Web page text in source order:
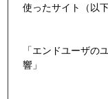
使ったサイト（以
「エンドユーザの
響」